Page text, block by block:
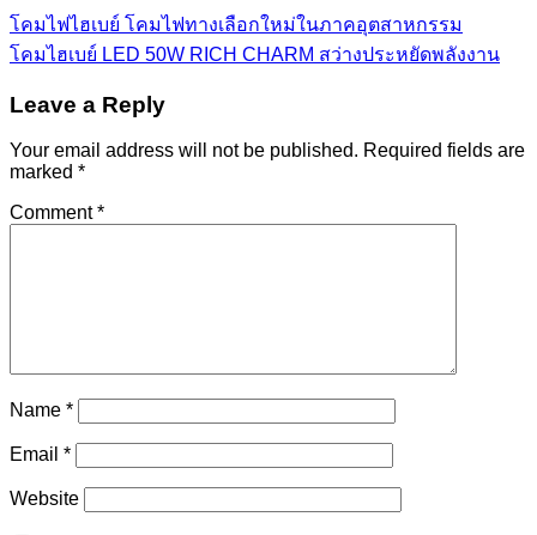
โคมไฟไฮเบย์ โคมไฟทางเลือกใหม่ในภาคอุตสาหกรรม
โคมไฮเบย์ LED 50W RICH CHARM สว่างประหยัดพลังงาน
Leave a Reply
Your email address will not be published. Required fields are
marked *
Comment*
Name *
Email *
Website